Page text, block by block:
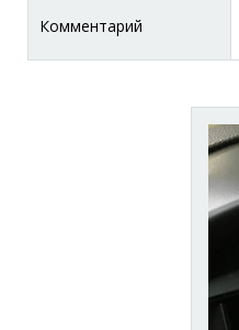
Комментарий